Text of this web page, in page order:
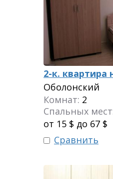
2-к. квартира
Оболонский
Комнат: 2
Спальных
от 15 $ до 67 $
Сравнить